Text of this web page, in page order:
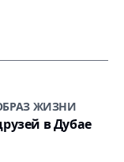
ЖИЗНИ
в Дубае